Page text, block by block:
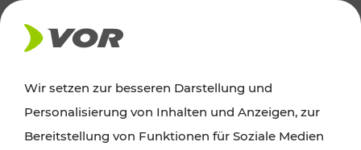
AKTUELLES
News
Wir setzen zur besseren Darstellung und
Personalisierung von Inhalten und Anzeigen, zur
Bereitstellung von Funktionen für Soziale Medien